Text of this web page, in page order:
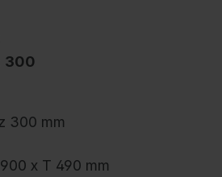
300
300 mm
x T 490 mm